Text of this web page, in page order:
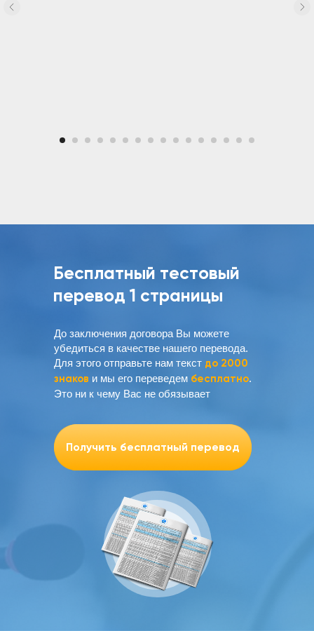
Бесплатный тестовый
перевод 1 страницы
До заключения договора Вы можете
убедиться в качестве нашего перевода.
Для этого отправьте нам текст до 2000
знаков и мы его переведем бесплатно.
Это ни к чему Вас не обязывает
Получить бесплатный перевод